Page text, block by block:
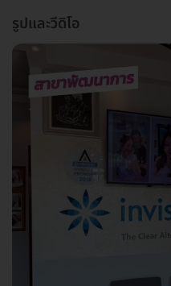
รูปและวีดิโอ